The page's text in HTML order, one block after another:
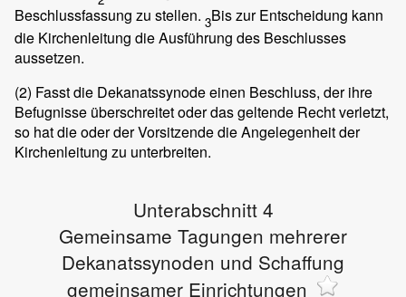
Beschlussfassung zu stellen. 3Bis zur Entscheidung kann
die Kirchenleitung die Ausführung des Beschlusses
aussetzen.
(2) Fasst die Dekanatssynode einen Beschluss, der ihre
Befugnisse überschreitet oder das geltende Recht verletzt,
so hat die oder der Vorsitzende die Angelegenheit der
Kirchenleitung zu unterbreiten.
Unterabschnitt 4
Gemeinsame Tagungen mehrerer
Dekanatssynoden und Schaffung
gemeinsamer Einrichtungen